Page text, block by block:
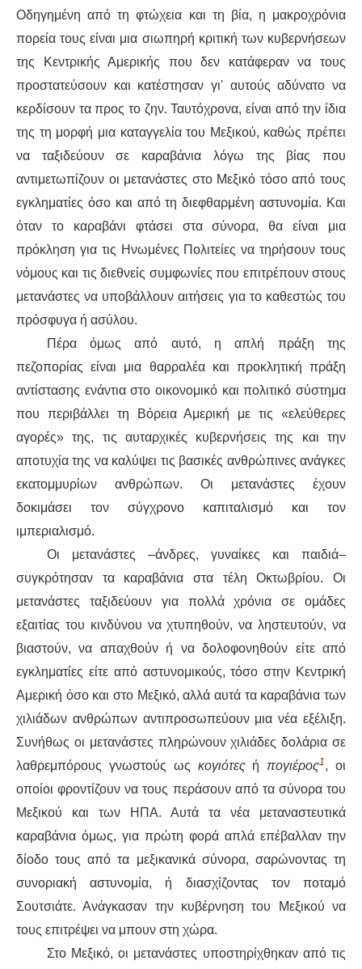
ΚΙΝΗΤΟΠΟΙΉΣΕΙΣ
ΕΙΔΉΣΕΙΣ
ΑΝΑΚΟΙΝΏΣΕΙΣ
ΑΝΑΛΎΣΕΙΣ
ΚΙΝΉΜΑΤΑ
ΚΙΝΗΤΟΠΟΙΉΣΕΙΣ
ΕΙΔΉΣΕΙΣ
ΑΝΑΚΟΙΝΏΣΕΙΣ
ΝΕΟΛΑΊΑ
ΑΝΤΙΦΑΣΙΣΤΙΚΌ
ΑΝΤΙΡΑΤΣΙΣΤΙΚΌ
ΓΥΝΑΙΚΕΊΟ
ΚΙΝΉΜΑΤΑ ΠΌΛΗΣ
ΙΣΤΟΡΊΑ / ΘΕΩΡΊΑ
ΙΣΤΟΡΊΑ
ΘΕΩΡΊΑ
ΠΟΛΙΤΙΣΜΌΣ
ΛΟΓΟΤΕΧΝΊΑ / ΤΈΧΝΗ
ΚΙΝΗΜΑΤΟΓΡΆΦΟΣ
Οδηγημένη από τη φτώχεια και τη βία, η μακροχρόνια
πορεία τους είναι μια σιωπηρή κριτική των κυβερνήσεων
της Κεντρικής Αμερικής που δεν κατάφεραν να τους
προστατεύσουν και κατέστησαν γι' αυτούς αδύνατο να
κερδίσουν τα προς το ζην. Ταυτόχρονα, είναι απότην ίδια
της τη μορφή μια καταγγελία του Μεξικού, καθώς πρέπει
να ταξιδεύουν σε καραβάνια λόγω της βίας που
αντιμετωπίζουν οι μετανάστες στο Μεξικό τόσο από τους
εγκληματίες όσο και από τη διεφθαρμένη αστυνομία. Και
όταν το καραβάνι φτάσει στα σύνορα, θα είναι μια
πρόκληση για τις Ηνωμένες Πολιτείες να τηρήσουν τους
νόμους και τις διεθνείς συμφωνίες που επιτρέπουν στους
μετανάστες να υποβάλλουναιτήσεις για το καθεστώς του
πρόσφυγα ή ασύλου.
Πέρα όμως από αυτό, η απλή πράξη της
πεζοπορίας είναι μια θαρραλέα και προκλητική πράξη
αντίστασης ενάντια στο οικονομικό και πολιτικό σύστημα
που περιβάλλει τη Βόρεια Αμερική με τις «ελεύθερες
αγορές» της, τις αυταρχικές κυβερνήσεις της και την
αποτυχία της να καλύψει τις βασικές ανθρώπινες ανάγκες
εκατομμυρίων ανθρώπων. Οι μετανάστες έχουν
δοκιμάσει τον σύγχρονο καπιταλισμό και τον
ιμπεριαλισμό.
Οι μετανάστες –άνδρες, γυναίκες και παιδιά–
συγκρότησαν τα καραβάνια στα τέλη Οκτωβρίου. Οι
μετανάστες ταξιδεύουνγια πολλά χρόνια σε ομάδες
εξαιτίας του κινδύνου ναχτυπηθούν, να ληστευτούν, να
βιαστούν, να απαχθούνή να δολοφονηθούν είτε από
εγκληματίες είτε από αστυνομικούς, τόσο στην Κεντρική
Αμερική όσο και στο Μεξικό, αλλά αυτά τα καραβάνια των
χιλιάδων ανθρώπων αντιπροσωπεύουν μια νέα εξέλιξη.
Συνήθως οι μετανάστες πληρώνουν χιλιάδες δολάρια σε
λαθρεμπόρους γνωστούς ως κογιότεςή πογιέρος1, οι
οποίοι φροντίζουν να τους περάσουν από τα σύνορατου
Μεξικού και των ΗΠΑ. Αυτά τα νέα μεταναστευτικά
καραβάνια όμως, για πρώτη φορά απλά επέβαλλαν την
δίοδο τουςαπό τα μεξικανικά σύνορα, σαρώνοντας τη
συνοριακή αστυνομία, ή διασχίζοντας τον ποταμό
Σουτσιάτε.Ανάγκασαν την κυβέρνηση του Μεξικού να
τους επιτρέψει να μπουν στη χώρα.
Στο Μεξικό, οι μετανάστες υποστηρίχθηκαν από τις